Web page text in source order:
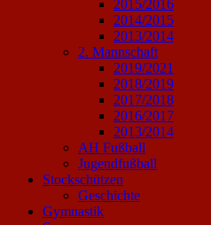
2015/2016
2014/2015
2013/2014
2. Mannschaft
2019/2021
2018/2019
2017/2018
2016/2017
2013/2014
AH Fußball
Jugendfußball
Stockschützen
Geschichte
Gymnastik